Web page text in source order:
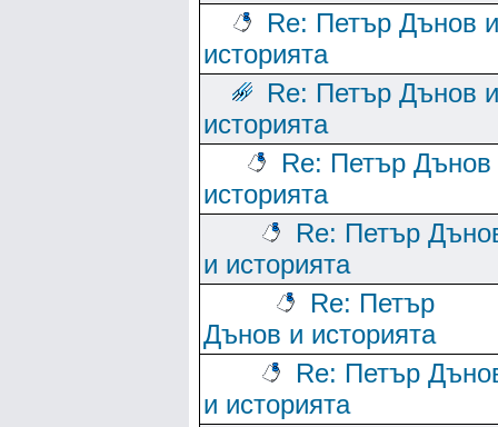
Re: Петър Дънов и
историята
Re: Петър Дънов и
историята
Re: Петър Дънов
историята
Re: Петър
и историята
Re: Петър
Дънов и историята
Re: Петър
и историята